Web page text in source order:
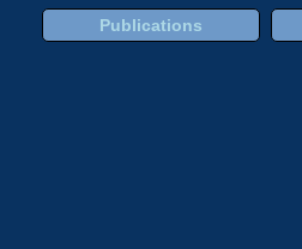
Publications